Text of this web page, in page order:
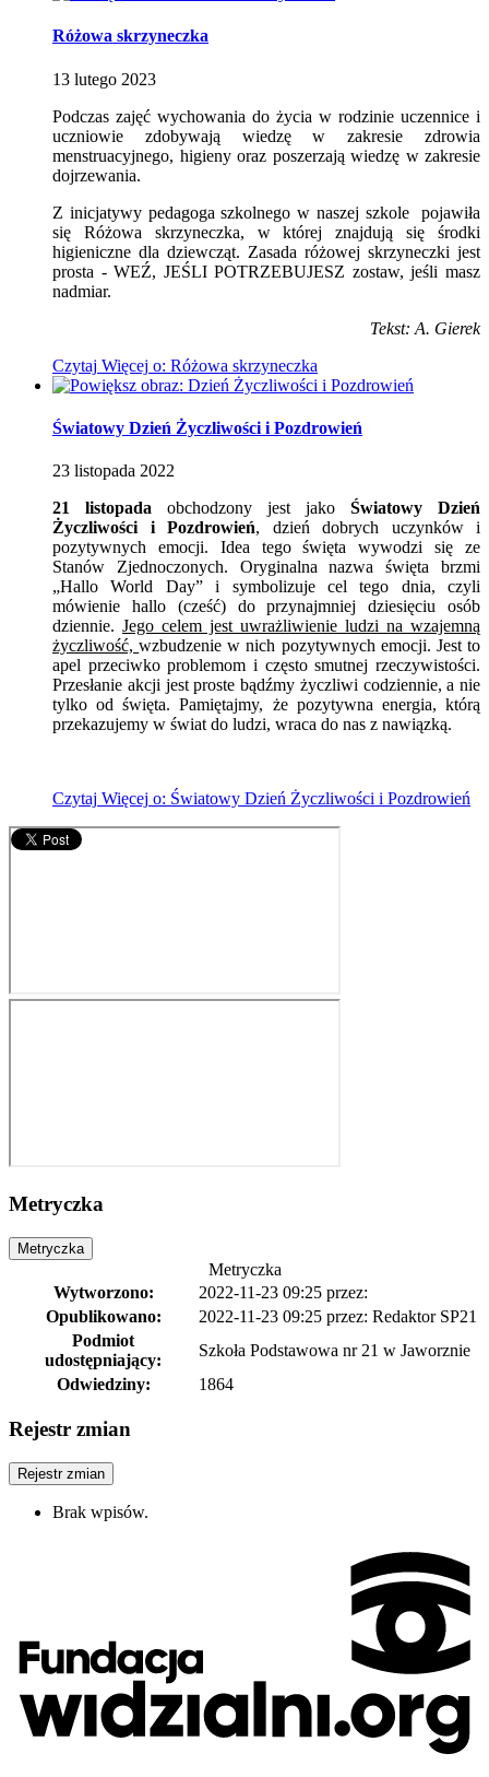
Różowa skrzyneczka
13 lutego 2023
Podczas zajęć wychowania do życia w rodzinie uczennice i
uczniowie zdobywają wiedzę w zakresie zdrowia
menstruacyjnego, higieny oraz poszerzają wiedzę w zakresie
dojrzewania.
Z inicjatywy pedagoga szkolnego w naszej szkole pojawiła
się Różowa skrzyneczka, w której znajdują się środki
higieniczne dla dziewcząt. Zasada różowej skrzyneczki jest
prosta - WEŹ, JEŚLI POTRZEBUJESZ zostaw, jeśli masz
nadmiar.
Tekst: A. Gierek
Czytaj Więcej o: Różowa skrzyneczka
Światowy Dzień Życzliwości i Pozdrowień
23 listopada 2022
21 listopada obchodzony jest jako Światowy Dzień
Życzliwości i Pozdrowień, dzień dobrych uczynków i
pozytywnych emocji. Idea tego święta wywodzi się ze
Stanów Zjednoczonych. Oryginalna nazwa święta brzmi
„Hallo World Day” i symbolizuje cel tego dnia, czyli
mówienie hallo (cześć) do przynajmniej dziesięciu osób
dziennie. Jego celem jest uwrażliwienie ludzi na wzajemną
życzliwość,wzbudzenie w nich pozytywnych emocji. Jest to
apel przeciwko problemom i często smutnej rzeczywistości.
Przesłanie akcji jest proste bądźmy życzliwi codziennie, a nie
tylko od święta. Pamiętajmy, że pozytywna energia, którą
przekazujemy w świat do ludzi, wraca do nas z nawiązką.
Czytaj Więcej o: Światowy Dzień Życzliwości i Pozdrowień
Metryczka
Metryczka
Metryczka
Wytworzono:
2022-11-23 09:25 przez:
Opublikowano:
2022-11-23 09:25 przez: Redaktor SP21
Podmiot
udostępniający:
Szkoła Podstawowa nr 21 w Jaworznie
Odwiedziny:
1864
Rejestr zmian
Rejestr zmian
Brak wpisów.